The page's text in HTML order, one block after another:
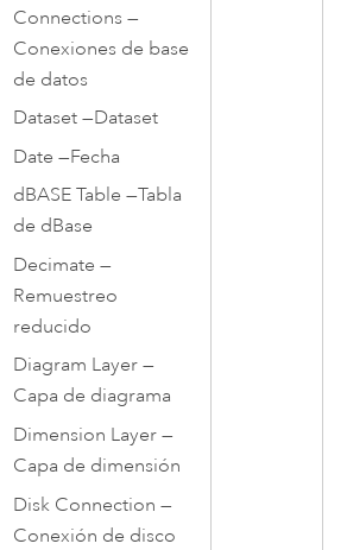
Connections —
Conexiones de base
de datos
Dataset —Dataset
Date —Fecha
dBASE Table —Tabla
de dBase
Decimate —
Remuestreo
reducido
Diagram Layer —
Capa de diagrama
Dimension Layer —
Capa de dimensión
Disk Connection —
Conexión de disco